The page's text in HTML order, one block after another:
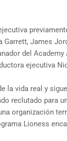
Garrett, James
del
ejecutiva
la vida real y
reclutado para
organización
Lioness